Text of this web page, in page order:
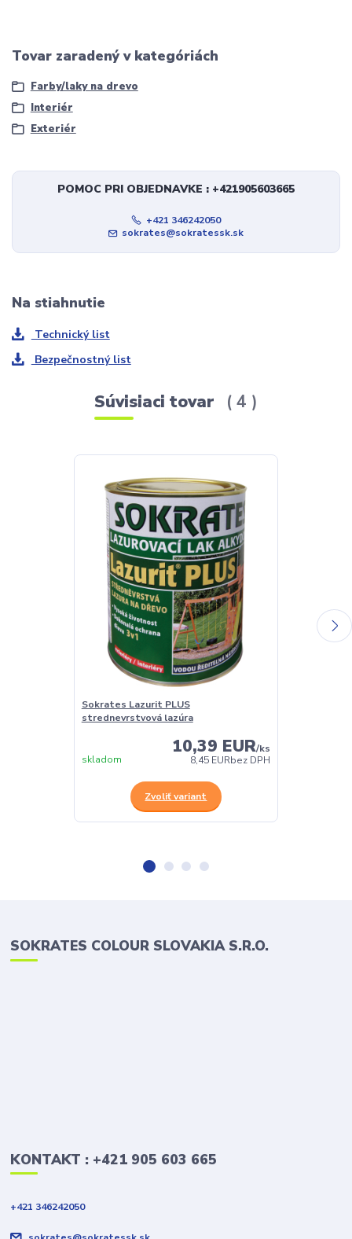
Tovar zaradený v kategóriách
Farby/laky na drevo
Interiér
Exteriér
POMOC PRI OBJEDNAVKE : +421905603665
+421 346242050
sokrates@sokratessk.sk
Na stiahnutie
Technický list
Bezpečnostný list
Súvisiaci tovar 4
Sokrates Lazurit PLUS
strednevrstvová lazúra
10,39 EUR/ks
8,45 EURbez DPH
skladom
Zvoliť variant
SOKRATES COLOUR SLOVAKIA S.R.O.
KONTAKT : +421 905 603 665
+421 346242050